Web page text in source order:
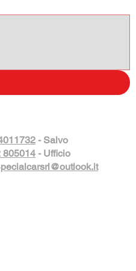
- Salvo
805014 - Ufficio